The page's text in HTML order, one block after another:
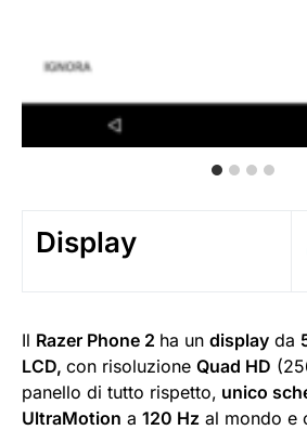
Display
Il Razer Phone 2 ha un display da
LCD, con risoluzione Quad HD
panello di tutto rispetto, unico
UltraMotion a 120 Hz al mondo e